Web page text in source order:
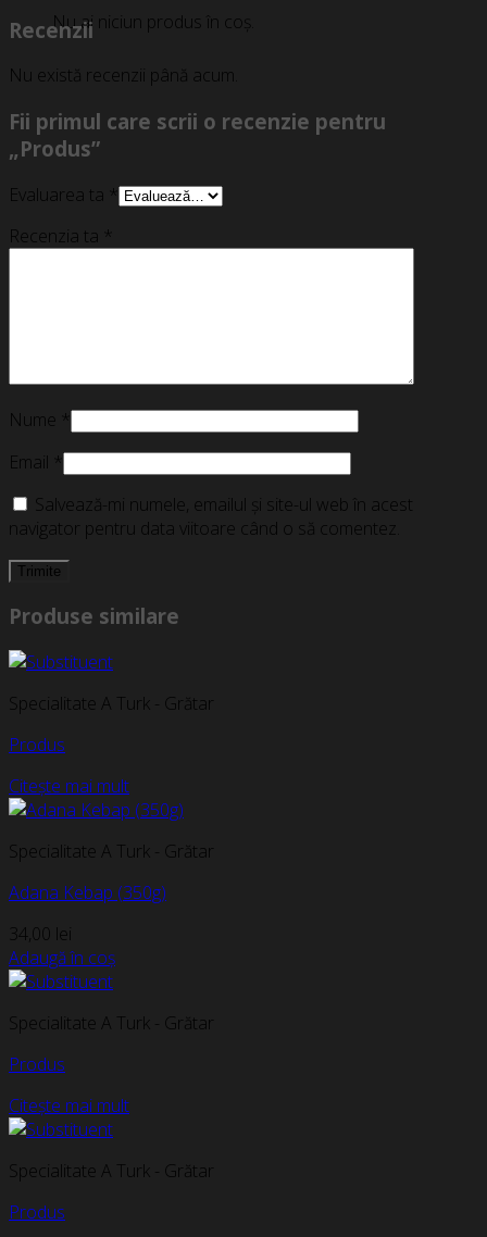
Nu ai niciun produs în coș.
Recenzii
Nu există recenzii până acum.
Fii primul care scrii o recenzie pentru
„Produs”
Evaluarea ta *
Recenzia ta *
Nume *
Email *
Salvează-mi numele, emailul și site-ul web în acest
navigator pentru data viitoare când o să comentez.
Produse similare
Specialitate A Turk - Grătar
Produs
Citește mai mult
Specialitate A Turk - Grătar
Adana Kebap (350g)
34,00 lei
Adaugă în coș
Specialitate A Turk - Grătar
Produs
Citește mai mult
Specialitate A Turk - Grătar
Produs